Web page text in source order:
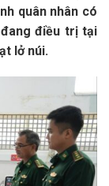
quân nhân có
điều trị tại
lở núi.